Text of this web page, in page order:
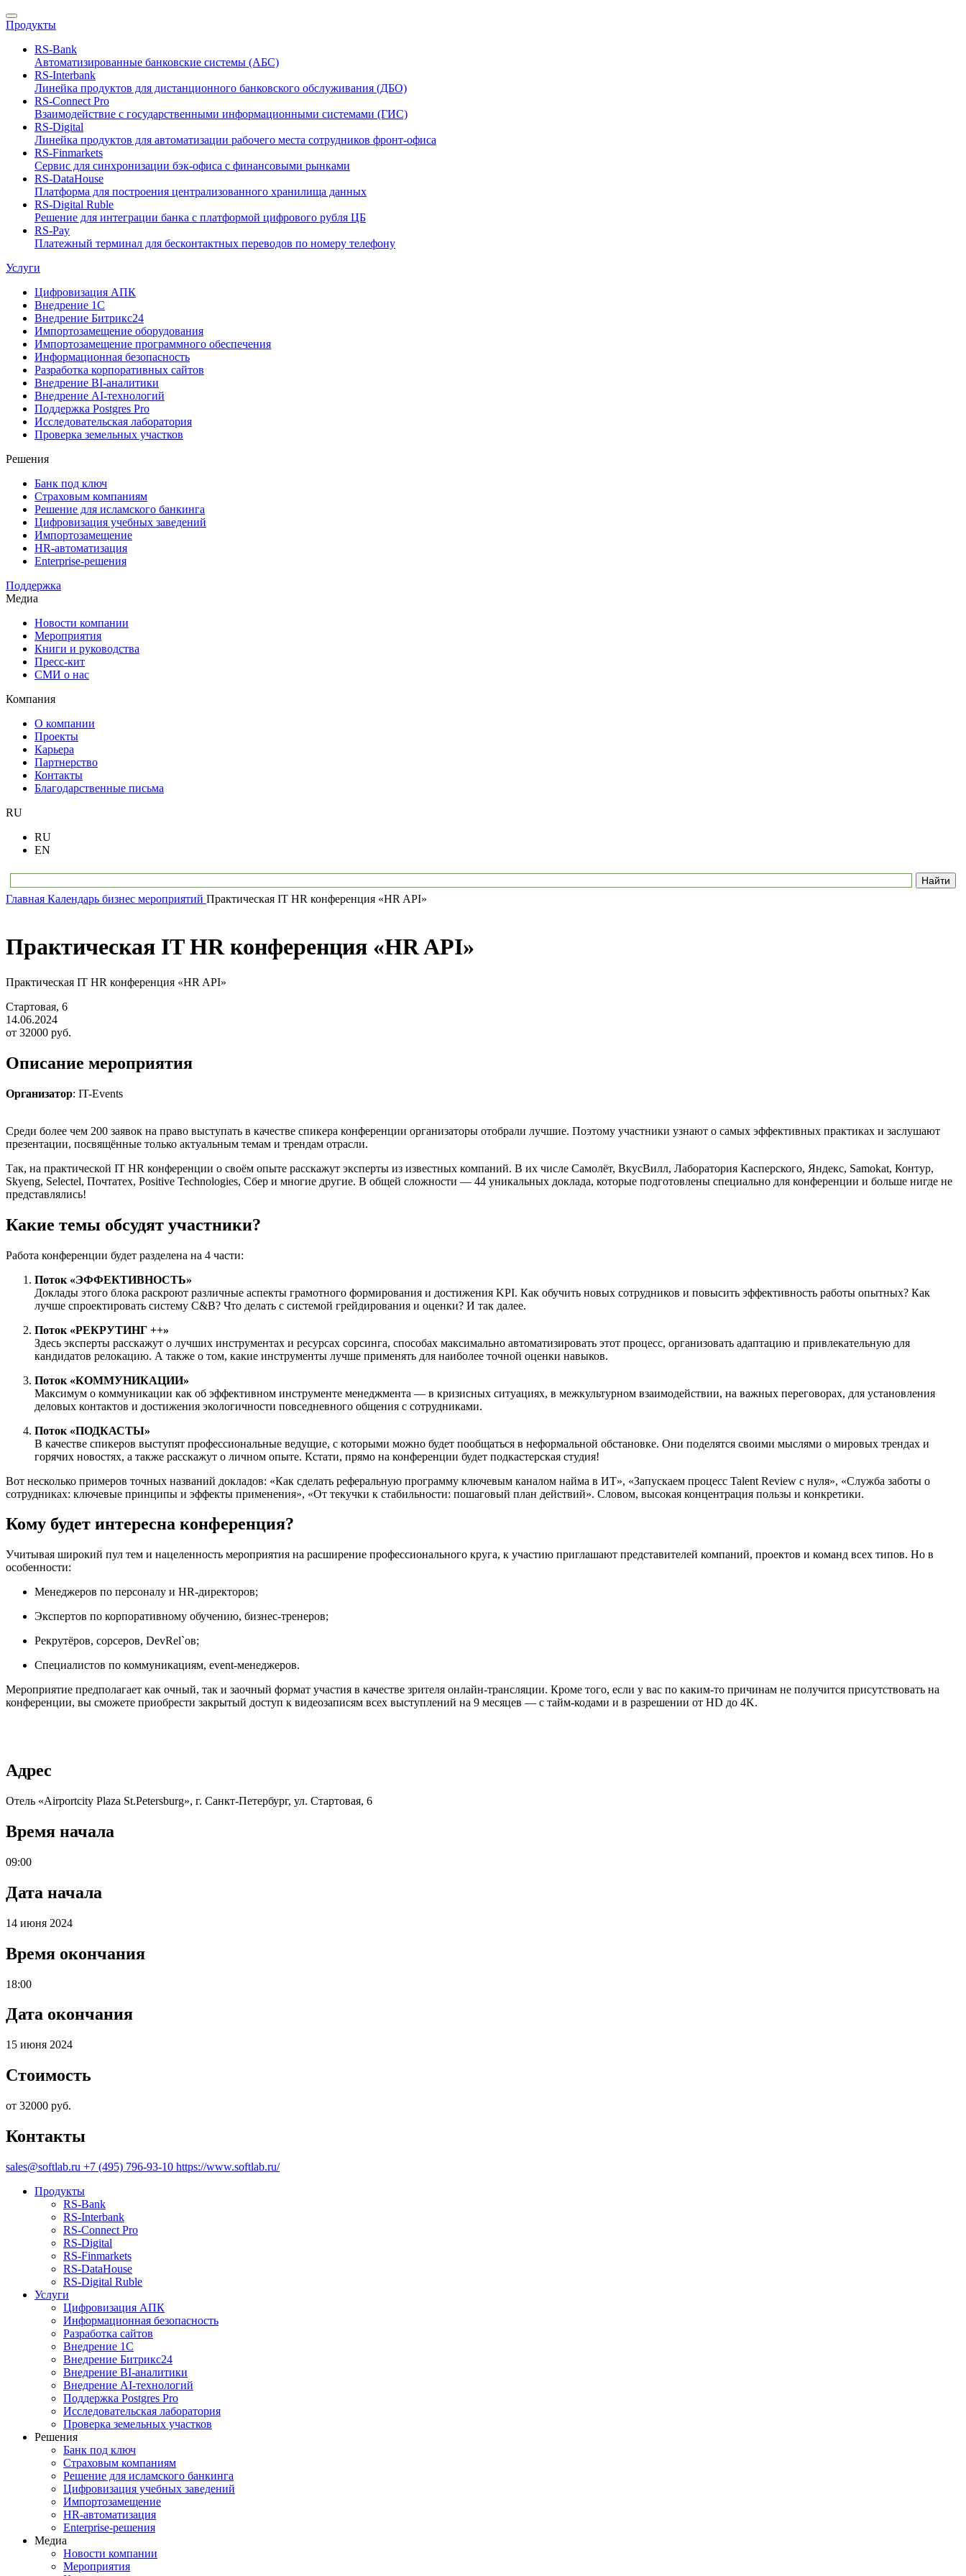
Продукты
RS-Bank
Автоматизированные банковские системы (АБС)
RS-Interbank
Линейка продуктов для дистанционного банковского обслуживания (ДБО)
RS-Connect Pro
Взаимодействие с государственными информационными системами (ГИС)
RS-Digital
Линейка продуктов для автоматизации рабочего места сотрудников фронт-офиса
RS-Finmarkets
Сервис для синхронизации бэк-офиса с финансовыми рынками
RS-DataHouse
Платформа для построения централизованного хранилища данных
RS-Digital Ruble
Решение для интеграции банка с платформой цифрового рубля ЦБ
RS-Pay
Платежный терминал для бесконтактных переводов по номеру телефону
Услуги
Цифровизация АПК
Внедрение 1С
Внедрение Битрикс24
Импортозамещение оборудования
Импортозамещение программного обеспечения
Информационная безопасность
Разработка корпоративных сайтов
Внедрение BI-аналитики
Внедрение AI-технологий
Поддержка Postgres Pro
Исследовательская лаборатория
Проверка земельных участков
Решения
Банк под ключ
Страховым компаниям
Решение для исламского банкинга
Цифровизация учебных заведений
Импортозамещение
HR-автоматизация
Enterprise-решения
Поддержка
Медиа
Новости компании
Мероприятия
Книги и руководства
Пресс-кит
СМИ о нас
Компания
О компании
Проекты
Карьера
Партнерство
Контакты
Благодарственные письма
RU
RU
EN
Главная Календарь бизнес мероприятий Практическая IT HR конференция «HR API»
Практическая IT HR конференция «HR API»
Практическая IT HR конференция «HR API»
Стартовая, 6
14.06.2024
от 32000 руб.
Описание мероприятия
Организатор: IT-Events
Среди более чем 200 заявок на право выступать в качестве спикера конференции организаторы отобрали лучшие. Поэтому участники узнают о самых эффективных практиках и заслушают
презентации, посвящённые только актуальным темам и трендам отрасли.
Так, на практической IT HR конференции о своём опыте расскажут эксперты из известных компаний. В их числе Самолёт, ВкусВилл, Лаборатория Касперского, Яндекс, Samokat, Контур,
Skyeng, Selectel, Почтатех, Positive Technologies, Сбер и многие другие. В общей сложности — 44 уникальных доклада, которые подготовлены специально для конференции и больше нигде не
представлялись!
Какие темы обсудят участники?
Работа конференции будет разделена на 4 части:
Поток «ЭФФЕКТИВНОСТЬ»
Доклады этого блока раскроют различные аспекты грамотного формирования и достижения KPI. Как обучить новых сотрудников и повысить эффективность работы опытных? Как
лучше спроектировать систему C&B? Что делать с системой грейдирования и оценки? И так далее.
Поток «РЕКРУТИНГ ++»
Здесь эксперты расскажут о лучших инструментах и ресурсах сорсинга, способах максимально автоматизировать этот процесс, организовать адаптацию и привлекательную для
кандидатов релокацию. А также о том, какие инструменты лучше применять для наиболее точной оценки навыков.
Поток «КОММУНИКАЦИИ»
Максимум о коммуникации как об эффективном инструменте менеджмента — в кризисных ситуациях, в межкультурном взаимодействии, на важных переговорах, для установления
деловых контактов и достижения экологичности повседневного общения с сотрудниками.
Поток «ПОДКАСТЫ»
В качестве спикеров выступят профессиональные ведущие, с которыми можно будет пообщаться в неформальной обстановке. Они поделятся своими мыслями о мировых трендах и
горячих новостях, а также расскажут о личном опыте. Кстати, прямо на конференции будет подкастерская студия!
Вот несколько примеров точных названий докладов: «Как сделать реферальную программу ключевым каналом найма в ИТ», «Запускаем процесс Talent Review c нуля», «Служба заботы о
сотрудниках: ключевые принципы и эффекты применения», «От текучки к стабильности: пошаговый план действий». Словом, высокая концентрация пользы и конкретики.
Кому будет интересна конференция?
Учитывая широкий пул тем и нацеленность мероприятия на расширение профессионального круга, к участию приглашают представителей компаний, проектов и команд всех типов. Но в
особенности:
Менеджеров по персоналу и HR-директоров;
Экспертов по корпоративному обучению, бизнес-тренеров;
Рекрутёров, сорсеров, DevRel`ов;
Специалистов по коммуникациям, event-менеджеров.
Мероприятие предполагает как очный, так и заочный формат участия в качестве зрителя онлайн-трансляции. Кроме того, если у вас по каким-то причинам не получится присутствовать на
конференции, вы сможете приобрести закрытый доступ к видеозаписям всех выступлений на 9 месяцев — с тайм-кодами и в разрешении от HD до 4K.
Адрес
Отель «Airportcity Plaza St.Petersburg», г. Санкт-Петербург, ул. Стартовая, 6
Время начала
09:00
Дата начала
14 июня 2024
Время окончания
18:00
Дата окончания
15 июня 2024
Стоимость
от 32000 руб.
Контакты
sales@softlab.ru +7 (495) 796-93-10 https://www.softlab.ru/
Продукты
RS‑Bank
RS‑Interbank
RS‑Connect Pro
RS‑Digital
RS‑Finmarkets
RS‑DataHouse
RS‑Digital Ruble
Услуги
Цифровизация АПК
Информационная безопасность
Разработка сайтов
Внедрение 1С
Внедрение Битрикс24
Внедрение BI‑аналитики
Внедрение AI‑технологий
Поддержка Postgres Pro
Исследовательская лаборатория
Проверка земельных участков
Решения
Банк под ключ
Страховым компаниям
Решение для исламского банкинга
Цифровизация учебных заведений
Импортозамещение
HR‑автоматизация
Enterprise-решения
Медиа
Новости компании
Мероприятия